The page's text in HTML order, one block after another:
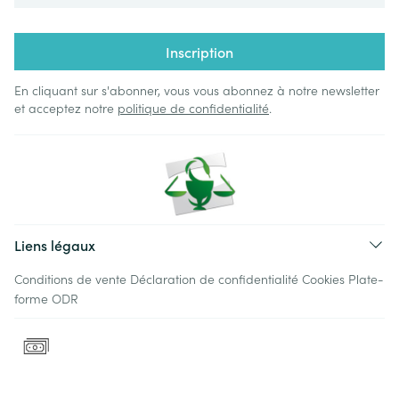
Inscription
En cliquant sur s'abonner, vous vous abonnez à notre newsletter
et acceptez notre politique de confidentialité.
Liens légaux
Conditions de vente Déclaration de confidentialité Cookies Plate-
forme ODR